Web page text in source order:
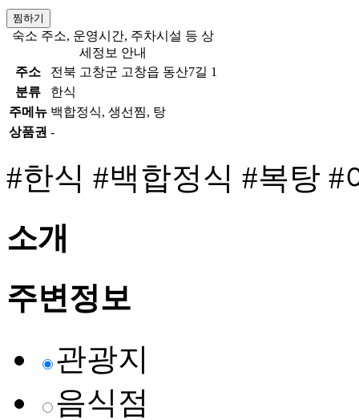
찜하기
숙소 주소, 운영시간, 주차시설 등 상
세정보 안내
주소
전북 고창군 고창읍 동산7길 1
분류
한식
주메뉴 백합정식, 생선찜, 탕
상품권 -
#한식 #백합정식 #복탕 #
소개
주변정보
관광지
음식점